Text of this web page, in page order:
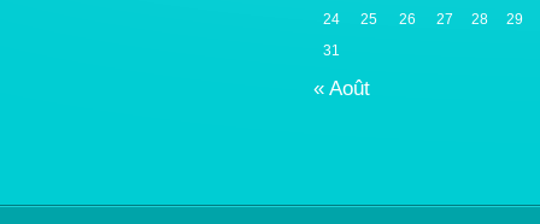
« Août
24
25 26 27 28
29
31